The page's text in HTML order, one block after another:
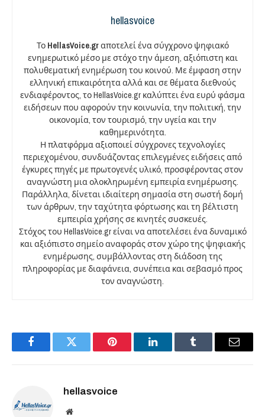
hellasvoice
Το HellasVoice.grαποτελεί ένα σύγχρονο ψηφιακό
ενημερωτικό μέσο με στόχο την άμεση, αξιόπιστη και
πολυθεματική ενημέρωση του κοινού. Με έμφαση στην
ελληνική επικαιρότητα αλλά και σε θέματα διεθνούς
ενδιαφέροντος, το HellasVoice.gr καλύπτει ένα ευρύ φάσμα
ειδήσεων που αφορούν την κοινωνία, την πολιτική, την
οικονομία, τον τουρισμό, την υγεία και την
καθημερινότητα.
Η πλατφόρμα αξιοποιεί σύγχρονες τεχνολογίες
περιεχομένου, συνδυάζοντας επιλεγμένες ειδήσεις από
έγκυρες πηγές με πρωτογενές υλικό, προσφέροντας στον
αναγνώστη μια ολοκληρωμένη εμπειρία ενημέρωσης.
Παράλληλα, δίνεται ιδιαίτερη σημασία στη σωστή δομή
των άρθρων, την ταχύτητα φόρτωσης και τη βέλτιστη
εμπειρία χρήσης σε κινητές συσκευές.
Στόχος του HellasVoice.gr είναι να αποτελέσει ένα δυναμικό
και αξιόπιστο σημείο αναφοράς στον χώρο της ψηφιακής
ενημέρωσης, συμβάλλοντας στη διάδοση της
πληροφορίας με διαφάνεια, συνέπεια και σεβασμό προς
τον αναγνώστη.
FacebookTwitter Pinterest LinkedInTumblr Email
hellasvoice
Website